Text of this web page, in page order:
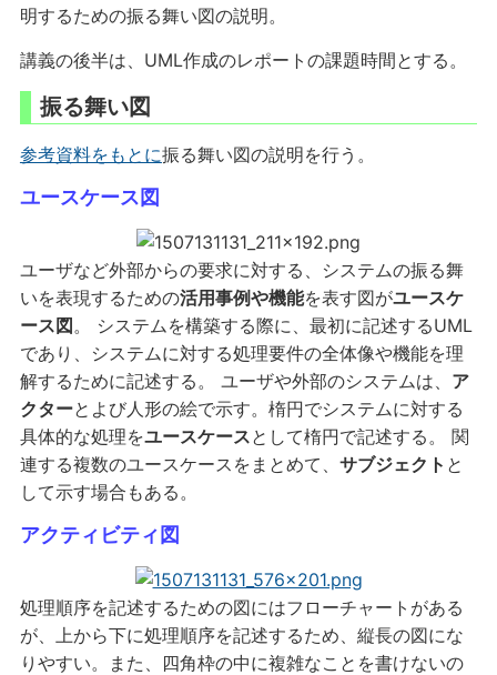
明するための振る舞い図の説明。
講義の後半は、UML作成のレポートの課題時間とする。
振る舞い図
参考資料をもとに振る舞い図の説明を行う。
ユースケース図
ユーザなど外部からの要求に対する、システムの振る舞
いを表現するための活用事例や機能を表す図がユースケ
ース図。 システムを構築する際に、最初に記述するUML
であり、システムに対する処理要件の全体像や機能を理
解するために記述する。 ユーザや外部のシステムは、 ア
クターとよび人形の絵で示す。楕円でシステムに対する
具体的な処理をユースケースとして楕円で記述する。 関
連する複数のユースケースをまとめて、 サブジェクト と
して示す場合もある。
アクティビティ図
処理順序を記述するための図にはフローチャートがある
が、上から下に処理順序を記述するため、縦長の図にな
りやすい。また、四角枠の中に複雑なことを書けないの